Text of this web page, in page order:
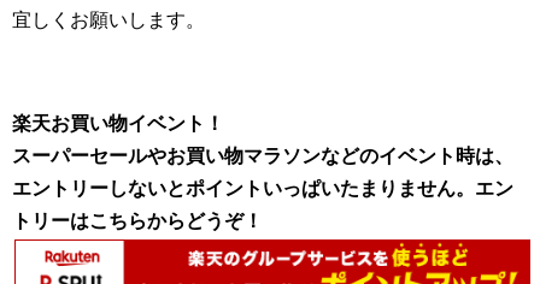
宜しくお願いします。
楽天お買い物イベント！
スーパーセールやお買い物マラソンなどのイベント時は、
エントリーしないとポイントいっぱいたまりません。エン
トリーはこちらからどうぞ！